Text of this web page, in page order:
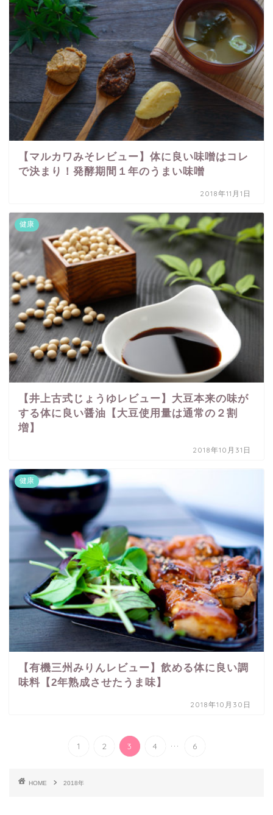
【マルカワみそレビュー】体に良い味噌はコレ
で決まり！発酵期間１年のうまい味噌
2018年11月1日
健康
【井上古式じょうゆレビュー】大豆本来の味が
する体に良い醤油【大豆使用量は通常の２割
増】
2018年10月31日
健康
【有機三州みりんレビュー】飲める体に良い調
味料【2年熟成させたうま味】
2018年10月30日
1 2 3 4 ... 6
HOME 2018年